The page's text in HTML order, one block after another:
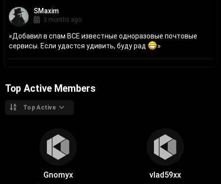
«Добавил в спам ВСЕ известные одноразовые почтовые
сервисы. Если удастся удивить, буду рад
»
SMaxim
3 months ago
Top Active Members
Top Active
Gnomyx vlad59xx